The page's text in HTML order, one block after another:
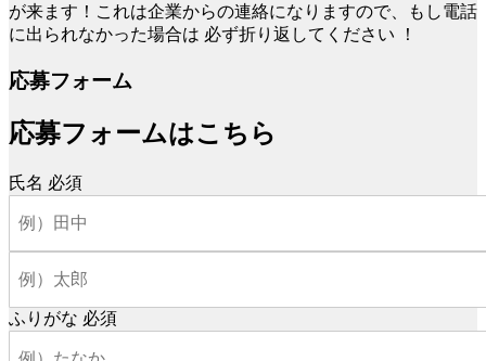
が来ます！これは企業からの連絡になりますので、もし電話
に出られなかった場合は 必ず折り返してください ！
応募フォーム
応募フォームはこちら
氏名 必須
ふりがな 必須